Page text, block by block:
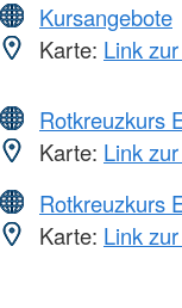
Kursangebote
Karte: Link
Rotkreuzkurs
Karte: Link
Rotkreuzkurs
Karte: Link